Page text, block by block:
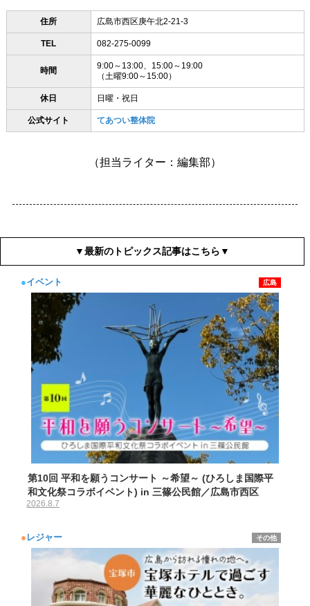
住所 広島市西区庚午北2-21-3
TEL 082-275-0099
時間
9:00～13:00、15:00～19:00
（土曜9:00～15:00）
休日 日曜・祝日
公式サイト てあつい整体院
（担当ライター：編集部）
▼最新のトピックス記事はこちら▼
●イベント 広島
第10回 平和を願うコンサート ～希望～ (ひろしま国際平
和文化祭コラボイベント) in 三篠公民館／広島市西区
2026.8.7
● レジャー その他